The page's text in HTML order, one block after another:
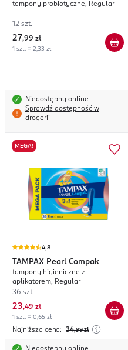
tampony probiotyczne, Regular
12 szt.
27,99 zł
1 szt. = 2,33 zł
Niedostępny online
Sprawdź dostępność w
drogerii
MEGA!
4,8
TAMPAX Pearl Compak
tampony higieniczne z
aplikatorem, Regular
36 szt.
23,49 zł
1 szt. = 0,65 zł
Najniższa cena: 34,99 zł